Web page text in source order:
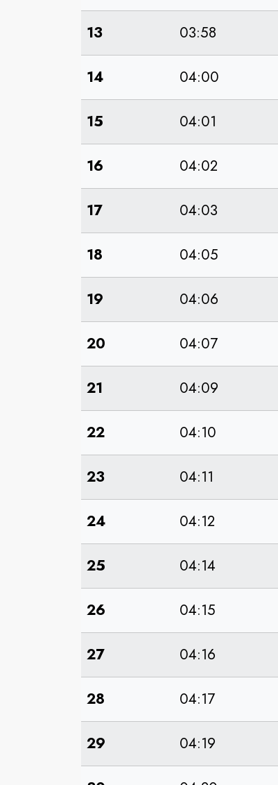
13 03:58
14 04:00
15 04:01
16 04:02
17 04:03
18 04:05
19 04:06
20 04:07
21 04:09
22 04:10
23 04:11
24 04:12
25 04:14
26 04:15
27 04:16
28 04:17
29 04:19